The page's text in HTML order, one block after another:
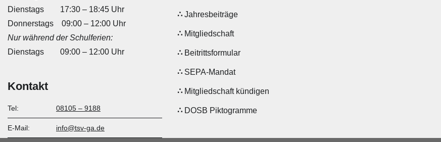
Dienstags 17:30 – 18:45 Uhr
Donnerstags 09:00 – 12:00 Uhr
Nur während der Schulferien:
Dienstags 09:00 – 12:00 Uhr
Kontakt
Tel: 08105 – 9188
E-Mail: info@tsv-ga.de
Jahresbeiträge
Mitgliedschaft
Beitrittsformular
SEPA-Mandat
Mitgliedschaft kündigen
DOSB Piktogramme